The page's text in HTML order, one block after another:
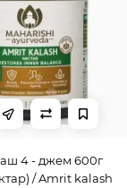
4 - джем 600г
/ Amrit kalash